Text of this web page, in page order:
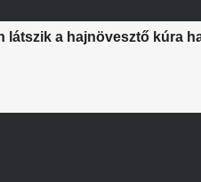
látszik a hajnövesztő kúra